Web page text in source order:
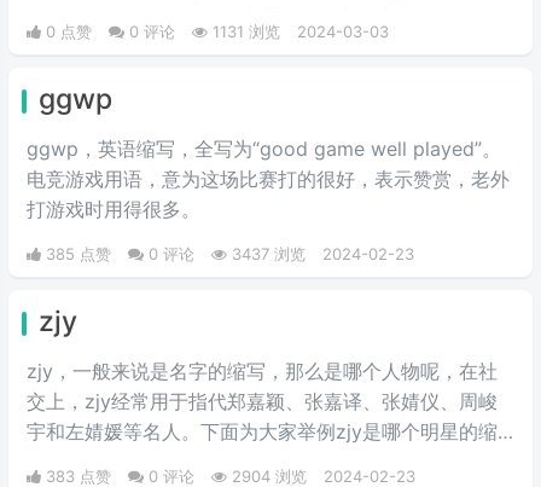
三倍速也被看作是夏亚登场的象征。
0 点赞 0 评论 1131 浏览 2024-03-03
ggwp
ggwp，英‌‌‌‌‌‌‌‌‌‌‌语缩写，全写为“good game well played”。
电竞游戏用语，意为这场比赛打的很好，表示赞赏，老外
打游戏时用得很多。
385 点赞 0 评论 3437 浏览 2024-02-23
zjy
zjy，一般来说是名字的缩写，那么是哪个人物呢，在社
交上，zjy经常用于指代郑嘉颖、张嘉译、张婧仪、周峻
宇和左婧媛等名人。下面为大家举例zjy是哪个明星的缩
383 点赞 0 评论 2904 浏览 2024-02-23